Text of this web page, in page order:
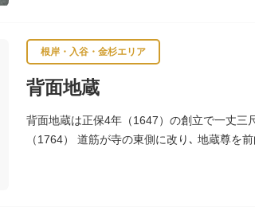
根岸・入谷・金杉エリア
背面地蔵
背面地蔵は正保4年（1647）の創立で一丈三
（1764） 道筋が寺の東側に改り､ 地蔵尊を